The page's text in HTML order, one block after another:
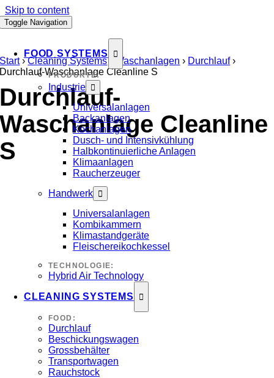
Skip to content
Toggle Navigation
FOOD SYSTEMS
PRODUKTE:
Industrie
Universalanlagen
Backanlagen
Kochanlagen
Dusch- und Intensivkühlung
Halbkontinuierliche Anlagen
Klimaanlagen
Raucherzeuger
Handwerk
Universalanlagen
Kombikammern
Klimastandgeräte
Fleischereikochkessel
TECHNOLOGIE:
Hybrid Air Technology
CLEANING SYSTEMS
FOOD:
Durchlauf
Beschickungswagen
Grossbehälter
Transportwagen
Rauchstock
Start›Cleaning Systems›Waschanlagen › Durchlauf›
Durchlauf-Waschanlage Cleanline S
Durchlauf-
Waschanlage Cleanline
S